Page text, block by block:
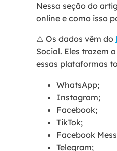
Nessa seção do
online e como isso
⚠️ Os dados vêm do
Social. Eles trazem
essas plataformas
WhatsApp;
Instagram;
Facebook;
TikTok;
Facebook
Telegram;